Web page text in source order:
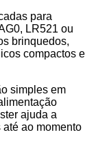
para
LR521 ou
brinquedos,
compactos e
simples em
ajuda a
ao momento